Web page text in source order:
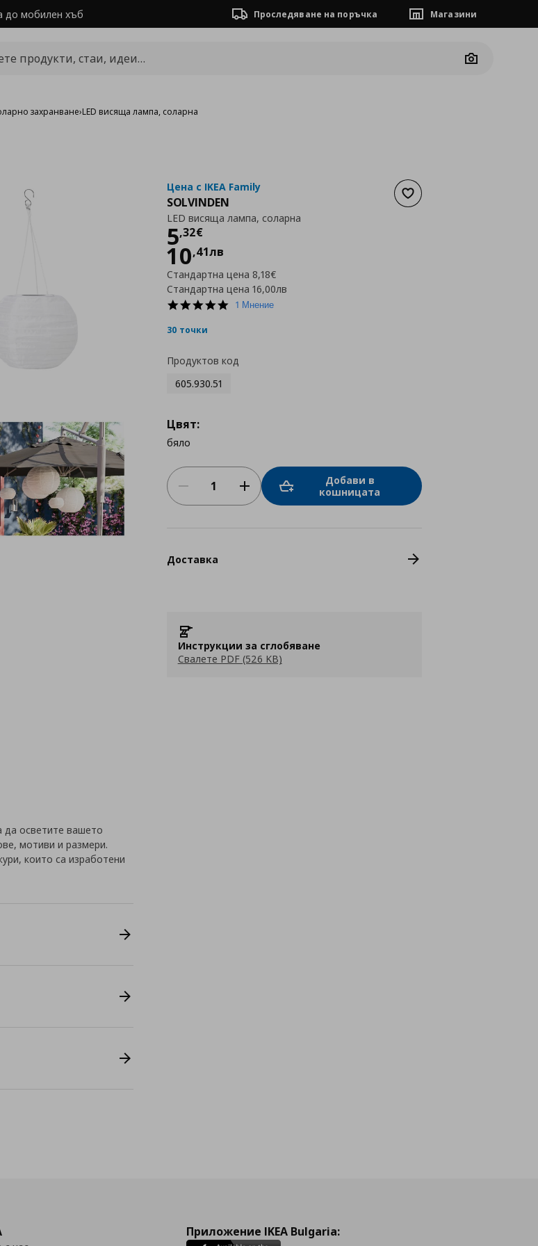
до мобилен хъб Проследяване на поръчка Магазини
Camera
захранване›LED висяща лампа, соларна
Добави към списъка с
Цена с IKEA Family
SOLVINDEN
LED висяща лампа, соларна
5,32€
Цена
10,41лв
Стандартна цена 8,18€
Стандартна цена 16,00лв
5.01 Мнение
30 точки
Продуктов код
605.930.51
Цвят:
бяло
Добави в
кошницата
Доставка
Инструкции за сглобяване
Свалете PDF (526 KB)
да осветите вашето
мотиви и размери.
които са изработени
Приложение IKEA Bulgaria: